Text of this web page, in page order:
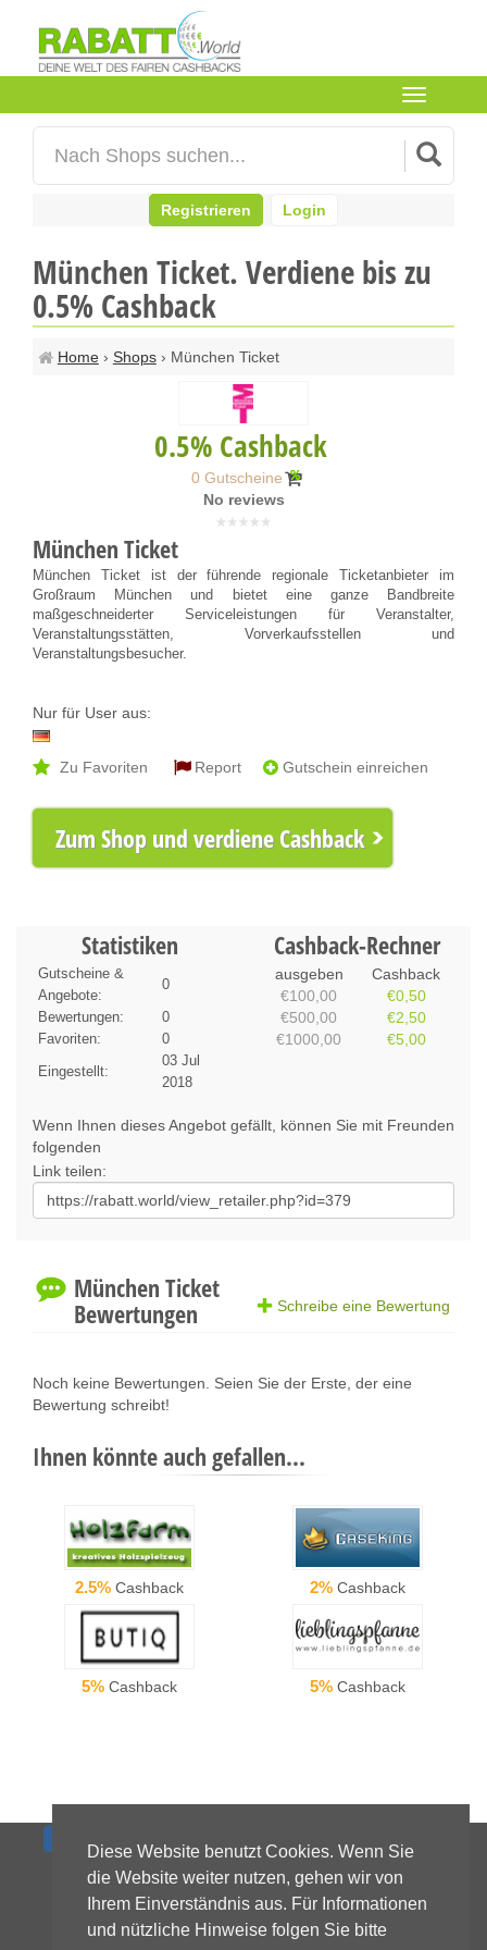
Diese Website benutzt Cookies. Wenn Sie
die Website weiter nutzen, gehen wir von
Ihrem Einverständnis aus. Für Informationen
und nützliche Hinweise folgen Sie bitte
Registrieren Login
Toggle
navigation
München Ticket. Verdiene bis zu
0.5% Cashback
Home› Shops› München Ticket
0.5% Cashback
0 Gutscheine
No reviews
München Ticket
München Ticket ist der führende regionale Ticketanbieter im
Großraum München und bietet eine ganze Bandbreite
maßgeschneiderter Serviceleistungen für Veranstalter,
Veranstaltungsstätten, Vorverkaufsstellen und
Veranstaltungsbesucher.
Nur für User aus:
Zu Favoriten Report Gutschein einreichen
Zum Shop und verdiene Cashback
Statistiken
Gutscheine &
Angebote:
0
Bewertungen:
0
Favoriten:
0
Eingestellt:
03 Jul
2018
Cashback-Rechner
ausgeben
Cashback
€100,00
€0,50
€500,00
€2,50
€1000,00
€5,00
Wenn Ihnen dieses Angebot gefällt, können Sie mit Freunden
folgenden
Link teilen:
Schreibe eine Bewertung
München Ticket
Bewertungen
Noch keine Bewertungen. Seien Sie der Erste, der eine
Bewertung schreibt!
Ihnen könnte auch gefallen...
2.5% Cashback 2%Cashback
5% Cashback 5%Cashback
Impressum | News | AGB | Datenschutzerklärung
Kontakt
2026 Rabatt.World | Alle Rechte vorbehalten.